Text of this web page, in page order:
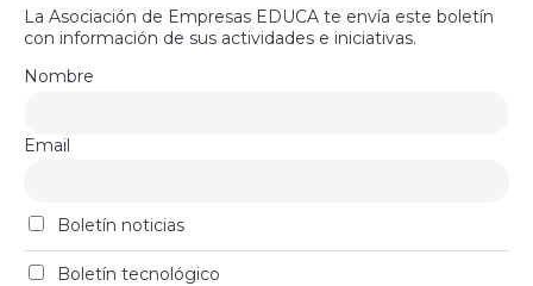
La Asociación de Empresas EDUCA te envía este boletín
con información de sus actividades e iniciativas.
Nombre
Email
Boletín noticias
Boletín tecnológico